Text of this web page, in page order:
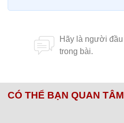
CÓ THỂ BẠN QUAN TÂM